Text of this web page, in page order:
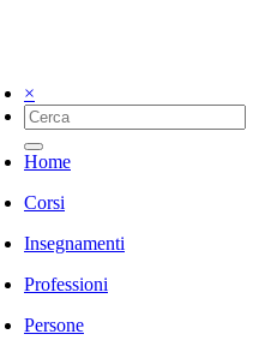
×
Home
Corsi
Insegnamenti
Professioni
Persone